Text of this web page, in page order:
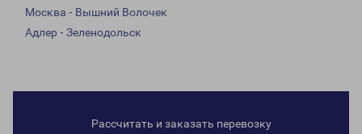
Москва - Вышний Волочек
Адлер - Зеленодольск
Рассчитать и заказать перевозку